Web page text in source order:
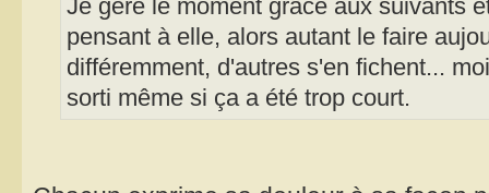
Je gère le moment grâce aux suivants
pensant à elle, alors autant le faire
différemment, d'autres s'en fichent...
sorti même si ça a été trop court.